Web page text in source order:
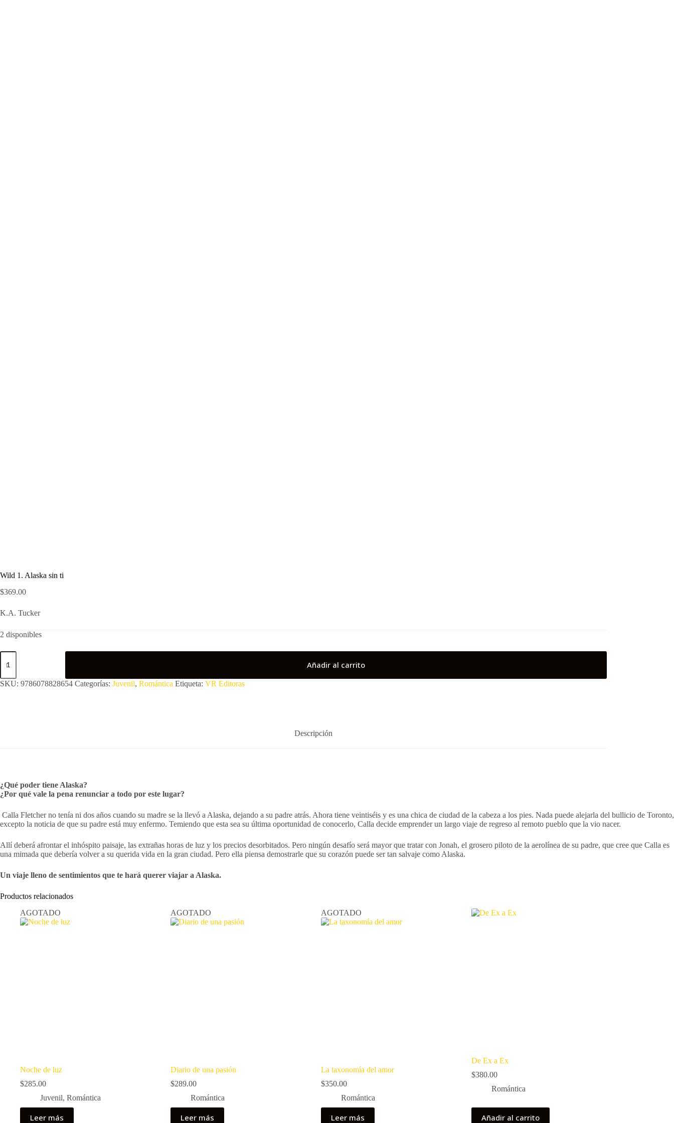
Wild 1. Alaska sin ti
$369.00
K.A. Tucker
2 disponibles
Wild
sin
ti
Añadir al carrito
SKU: 9786078828654 Categorías: Juvenil, Romántica Etiqueta: VR Editoras
Descripción
¿Qué poder tiene Alaska?
¿Por qué vale la pena renunciar a todo por este lugar?
Calla Fletcher no tenía ni dos años cuando su madre se la llevó a Alaska, dejando a su padre atrás. Ahora tiene veintiséis y es una chica de ciudad de la cabeza a los pies. Nada puede alejarla del bullicio de Toronto,
excepto la noticia de que su padre está muy enfermo. Temiendo que esta sea su última oportunidad de conocerlo, Calla decide emprender un largo viaje de regreso al remoto pueblo que la vio nacer.
Allí deberá afrontar el inhóspito paisaje, las extrañas horas de luz y los precios desorbitados. Pero ningún desafío será mayor que tratar con Jonah, el grosero piloto de la aerolínea de su padre, que cree que Calla es
una mimada que debería volver a su querida vida en la gran ciudad. Pero ella piensa demostrarle que su corazón puede ser tan salvaje como Alaska.
Un viaje lleno de sentimientos que te hará querer viajar a Alaska.
Productos relacionados
AGOTADO
Noche de luz
$285.00
Juvenil, Romántica
Leer más
AGOTADO
Diario de una pasión
$289.00
Romántica
Leer más
AGOTADO
La taxonomía del amor
$350.00
Romántica
Leer más
De Ex a Ex
$380.00
Romántica
Añadir al carrito